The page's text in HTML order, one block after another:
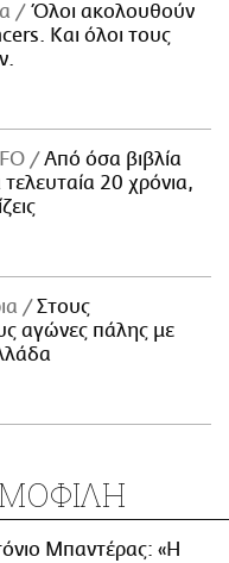
Όλοι ακολουθούν
Και όλοι τους
Από όσα βιβλία
20 χρόνια,
Στους
αγώνες πάλης με
Μπαντέρας: «Η